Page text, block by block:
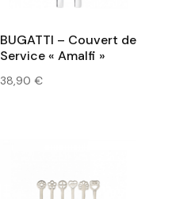
BUGATTI – Couvert de
Service « Amalfi »
38,90€